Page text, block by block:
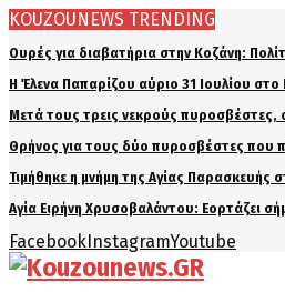
KOUZOUNEWS TRENDING
Ουρές για διαβατήρια στην Κοζάνη:
Η Έλενα Παπαρίζου αύριο 31 Ιουλίου στο
Μετά τους τρεις νεκρούς πυροσβέστες,
Θρήνος για τους δύο πυροσβέστες που
Τιμήθηκε η μνήμη της Αγίας Παρασκευής
Αγία Ειρήνη Χρυσοβαλάντου: Εορτάζει
FacebookInstagramYoutube